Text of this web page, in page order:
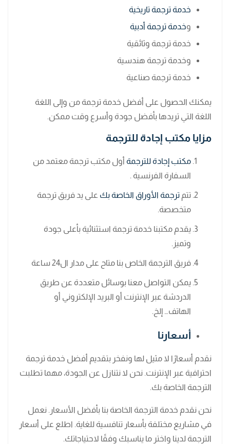
خدمة ترجمة تاريخية
وخدمة ترجمة أدبية
خدمة ترجمة وثائقية
وخدمة ترجمة هندسية
خدمة ترجمة صناعية
يمكنك الحصول على أفضل خدمة ترجمة من وإلى اللغة
اللغة التي تريدها بأفضل جودة وأسرع وقت ممكن.
مزايا مكتب إجادة للترجمة
مكتب إجادة للترجمة أول مكتب ترجمة معتمد من
السفارة الفرنسية .
تتم ترجمة الأوراق الخاصة بك على يد فريق ترجمة
متخصصة.
يقدم مكتبنا خدمة ترجمة استثنائية بأعلى جودة
وتميز.
فريق الترجمة الخاص بنا متاح على مدار ال24 ساعة
يمكن التواصل معنا بوسائل متعددة عن طريق
الدردشة عبر الإنترنت أو البريد الإلكتروني أو
الهاتف… إلخ.
أسعارنا
نقدم أسعارًا لا مثيل لها ونفخر بتقديم أفضل خدمة ترجمة
احترافية عبر الإنترنت. نحن لا نتنازل عن الجودة، مهما تطلبت
الترجمة الخاصة بك.
نحن نقدم خدمة الترجمة الخاصة بنا بأفضل الأسعار. نعمل
في مشاريع مختلفة بأسعار تنافسية للغاية. اطلع على أسعار
الترجمة لدينا واختر ما يناسبك وفقًا لاحتياجاتك.